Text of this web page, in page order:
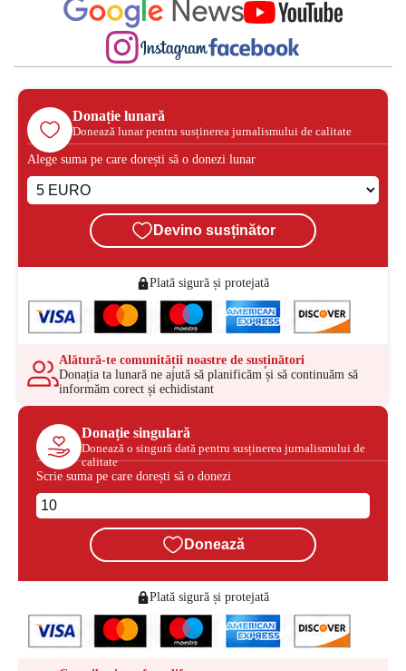
Donație lunară
Donează lunar pentru susținerea jurnalismului de calitate
Alege suma pe care dorești să o donezi lunar
Devino susținător
Plată sigură și protejată
Alătură-te comunității noastre de susținători
Donația ta lunară ne ajută să planificăm și să continuăm să
informăm corect și echidistant
Donație singulară
Donează o singură dată pentru susținerea jurnalismului de
calitate
Scrie suma pe care dorești să o donezi
Donează
Plată sigură și protejată